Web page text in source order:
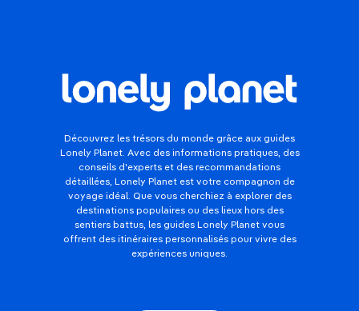
Découvrez les trésors du monde grâce aux guides
Lonely Planet. Avec des informations pratiques, des
conseils d'experts et des recommandations
détaillées, Lonely Planet est votre compagnon de
voyage idéal. Que vous cherchiez à explorer des
destinations populaires ou des lieux hors des
sentiers battus, les guides Lonely Planet vous
offrent des itinéraires personnalisés pour vivre des
expériences uniques.